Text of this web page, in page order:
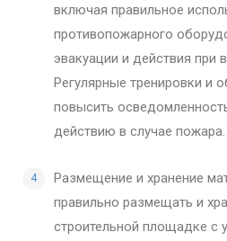
включая правильное
противопожарного
эвакуации и действия при
Регулярные тренировки и
повысить
действию в случае пожара.
Размещение и хранение
правильно размещать и
строительной площадке с